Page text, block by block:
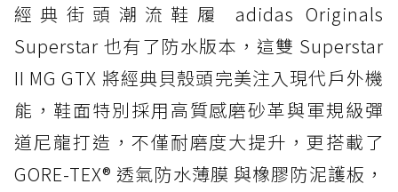
防水鞋推薦 4. ASICS TRABUCO 14 GTX：搭
載 GORE-TEX 隱形貼合科技，全方位防水神鞋
防水鞋推薦 5. Salomon XT-6 GORE-TEX：潮
人必備山系鞋王！防滑、防水與街頭顏值一次攻
頂
防水鞋推薦 6. HOKA Stinson Evo GTX：越野
復刻厚底，GORE-TEX 防水與增高神器一次滿
經典街頭潮流鞋履 adidas Originals
Superstar 也有了防水版本，這雙 Superstar
II MG GTX 將經典貝殼頭完美注入現代戶外機
能，鞋面特別採用高質感磨砂革與軍規級彈
道尼龍打造，不僅耐磨度大提升，更搭載了
GORE-TEX® 透氣防水薄膜 與橡膠防泥護板，